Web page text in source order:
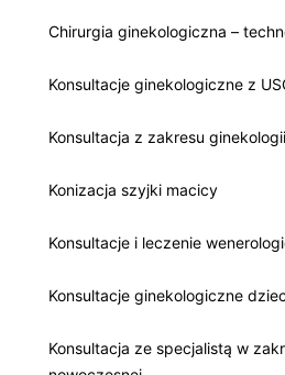
Chirurgia ginekologiczna –
Konsultacje ginekologiczne z
Konsultacja z zakresu
Konizacja szyjki macicy
Konsultacje i leczenie
Konsultacje ginekologiczne
Konsultacja ze specjalistą w